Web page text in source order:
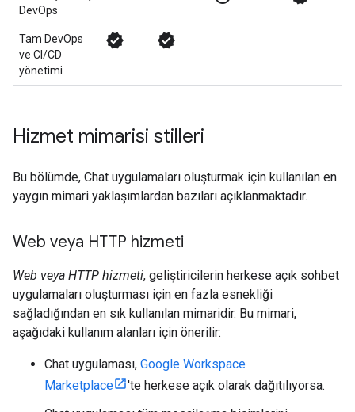
DevOps
Tam DevOps
ve CI/CD
yönetimi
verified verified
Hizmet mimarisi stilleri
Bu bölümde, Chat uygulamaları oluşturmak için kullanılan en
yaygın mimari yaklaşımlardan bazıları açıklanmaktadır.
Web veya HTTP hizmeti
Web veya HTTP hizmeti, geliştiricilerin herkese açık sohbet
uygulamaları oluşturması için en fazla esnekliği
sağladığından en sık kullanılan mimaridir. Bu mimari,
aşağıdaki kullanım alanları için önerilir:
Chat uygulaması, Google Workspace
Marketplace
'te herkese açık olarak dağıtılıyorsa.